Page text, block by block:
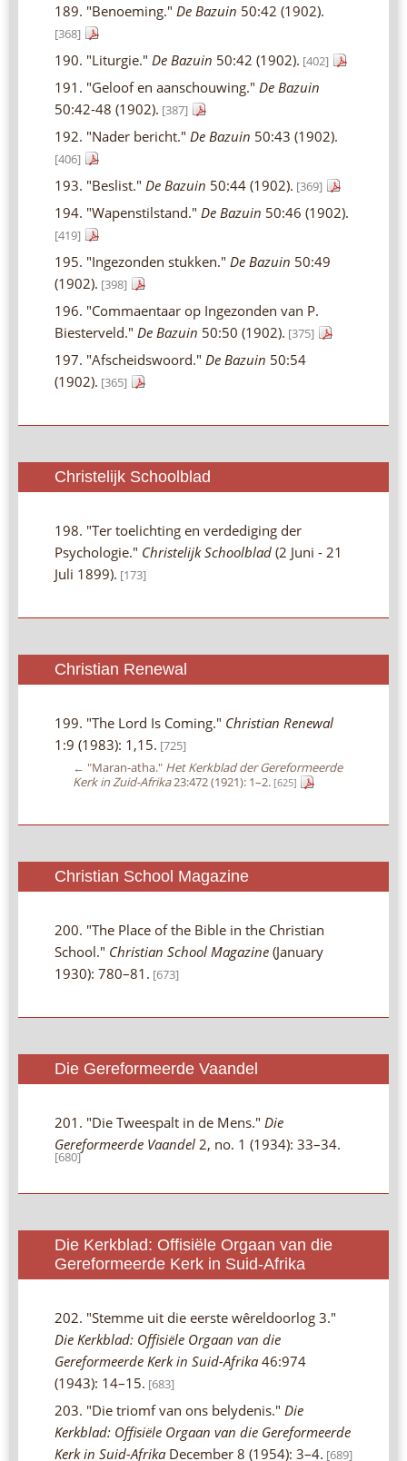
189. "Benoeming." De Bazuin 50:42 (1902).
[368]
190. "Liturgie." De Bazuin 50:42 (1902). [402]
191. "Geloof en aanschouwing." De Bazuin
50:42-48 (1902). [387]
192. "Nader bericht." De Bazuin 50:43 (1902).
[406]
193. "Beslist." De Bazuin 50:44 (1902). [369]
194. "Wapenstilstand." De Bazuin 50:46 (1902).
[419]
195. "Ingezonden stukken." De Bazuin 50:49
(1902). [398]
196. "Commaentaar op Ingezonden van P.
Biesterveld." De Bazuin 50:50 (1902). [375]
197. "Afscheidswoord." De Bazuin 50:54
(1902). [365]
Christelijk Schoolblad
198. "Ter toelichting en verdediging der
Psychologie." Christelijk Schoolblad (2 Juni - 21
Juli 1899). [173]
Christian Renewal
199. "The Lord Is Coming." Christian Renewal
1:9 (1983): 1,15. [725]
← "Maran-atha." Het Kerkblad der Gereformeerde
Kerk in Zuid-Afrika23:472 (1921): 1–2. [625]
Christian School Magazine
200. "The Place of the Bible in the Christian
School." Christian School Magazine (January
1930): 780–81. [673]
Die Gereformeerde Vaandel
201. "Die Tweespalt in de Mens." Die
Gereformeerde Vaandel 2, no. 1 (1934): 33–34.
[680]
Die Kerkblad: Offisiële Orgaan van die
Gereformeerde Kerk in Suid-Afrika
202. "Stemme uit die eerste wêreldoorlog 3."
Die Kerkblad: Offisiële Orgaan van die
Gereformeerde Kerk in Suid-Afrika 46:974
(1943): 14–15. [683]
203. "Die triomf van ons belydenis." Die
Kerkblad: Offisiële Orgaan van die Gereformeerde
Kerk in Suid-Afrika December 8 (1954): 3–4. [689]